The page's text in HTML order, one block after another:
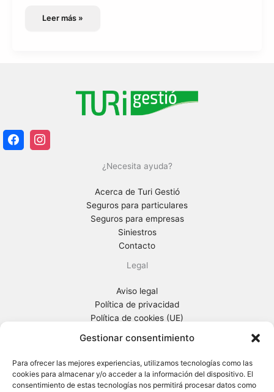
Gestionar consentimiento
Para ofrecer las mejores experiencias, utilizamos tecnologías como las
cookies para almacenar y/o acceder a la información del dispositivo. El
consentimiento de estas tecnologías nos permitirá procesar datos como
Ventajas
Leer más »
¿Necesita ayuda?
Acerca de Turi Gestió
Seguros para particulares
Seguros para empresas
Siniestros
Contacto
Legal
Aviso legal
Política de privacidad
Política de cookies (UE)
Ctra. Sta Creu de Calafell, 65-67